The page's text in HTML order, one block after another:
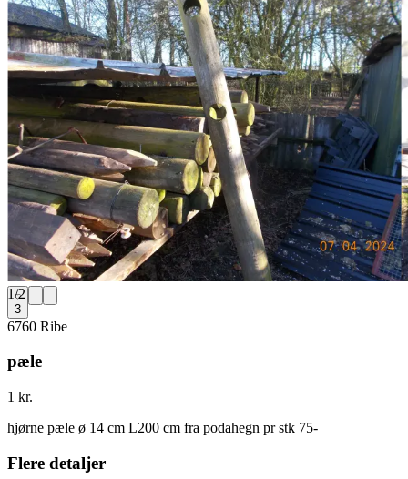
1/2
3
6760 Ribe
pæle
1 kr.
hjørne pæle ø 14 cm L200 cm fra podahegn pr stk 75-
Flere detaljer